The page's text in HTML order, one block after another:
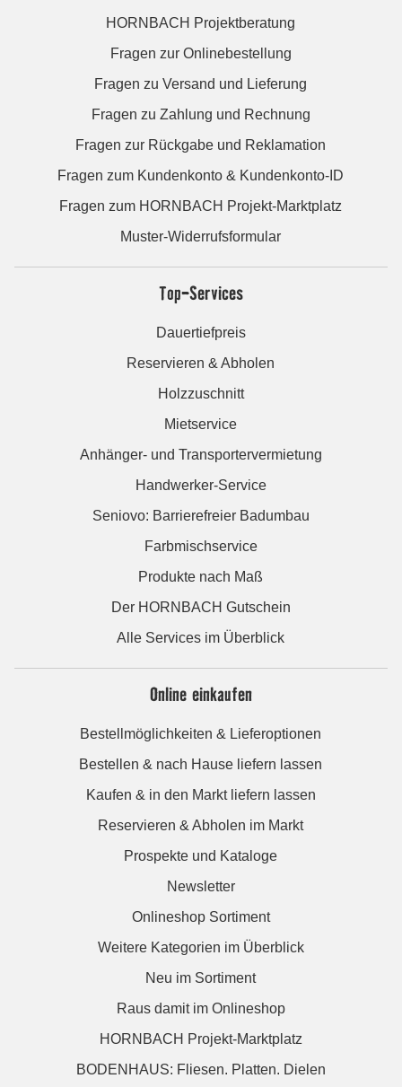
HORNBACH Projektberatung
Fragen zur Onlinebestellung
Fragen zu Versand und Lieferung
Fragen zu Zahlung und Rechnung
Fragen zur Rückgabe und Reklamation
Fragen zum Kundenkonto & Kundenkonto-ID
Fragen zum HORNBACH Projekt-Marktplatz
Muster-Widerrufsformular
Top-Services
Dauertiefpreis
Reservieren & Abholen
Holzzuschnitt
Mietservice
Anhänger- und Transportervermietung
Handwerker-Service
Seniovo: Barrierefreier Badumbau
Farbmischservice
Produkte nach Maß
Der HORNBACH Gutschein
Alle Services im Überblick
Online einkaufen
Bestellmöglichkeiten & Lieferoptionen
Bestellen & nach Hause liefern lassen
Kaufen & in den Markt liefern lassen
Reservieren & Abholen im Markt
Prospekte und Kataloge
Newsletter
Onlineshop Sortiment
Weitere Kategorien im Überblick
Neu im Sortiment
Raus damit im Onlineshop
HORNBACH Projekt-Marktplatz
BODENHAUS: Fliesen. Platten. Dielen